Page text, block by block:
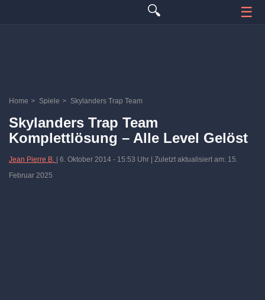
🔍 ☰
Home > Spiele > Skylanders Trap Team
Skylanders Trap Team
Komplettlösung – Alle Level Gelöst
Jean Pierre B. 6. Oktober 2014 - 15:53 Uhr | Zuletzt aktualisiert am: 15.
Februar 2025